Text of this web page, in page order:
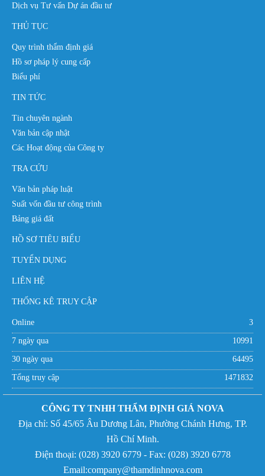
Dịch vụ Tư vấn Dự án đầu tư
THỦ TỤC
Quy trình thẩm định giá
Hồ sơ pháp lý cung cấp
Biểu phí
TIN TỨC
Tin chuyên ngành
Văn bản cập nhật
Các Hoạt động của Công ty
TRA CỨU
Văn bản pháp luật
Suất vốn đầu tư công trình
Bảng giá đất
HỒ SƠ TIÊU BIỂU
TUYỂN DỤNG
LIÊN HỆ
THỐNG KÊ TRUY CẬP
Online 3
7 ngày qua 10991
30 ngày qua 64495
Tổng truy cập 1471832
CÔNG TY TNHH THẨM ĐỊNH GIÁ NOVA
Địa chỉ: Số 45/65 Âu Dương Lân, Phường Chánh Hưng, TP.
Hồ Chí Minh.
Điện thoại: (028) 3920 6779 - Fax: (028) 3920 6778
Email:company@thamdinhnova.com